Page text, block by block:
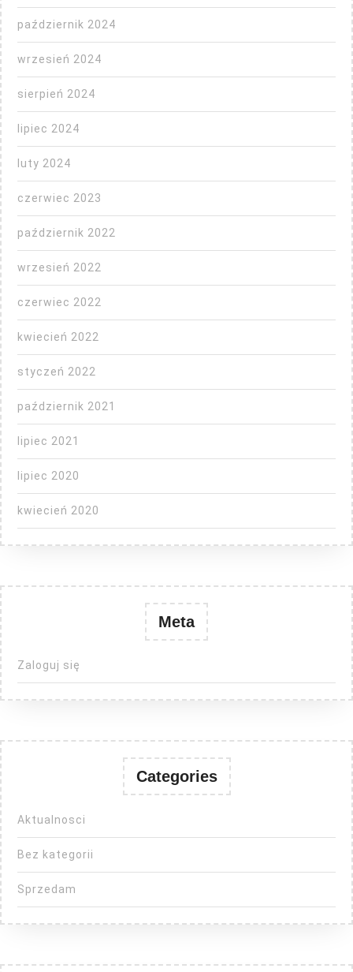
październik 2024
wrzesień 2024
sierpień 2024
lipiec 2024
luty 2024
czerwiec 2023
październik 2022
wrzesień 2022
czerwiec 2022
kwiecień 2022
styczeń 2022
październik 2021
lipiec 2021
lipiec 2020
kwiecień 2020
Meta
Zaloguj się
Categories
Aktualnosci
Bez kategorii
Sprzedam